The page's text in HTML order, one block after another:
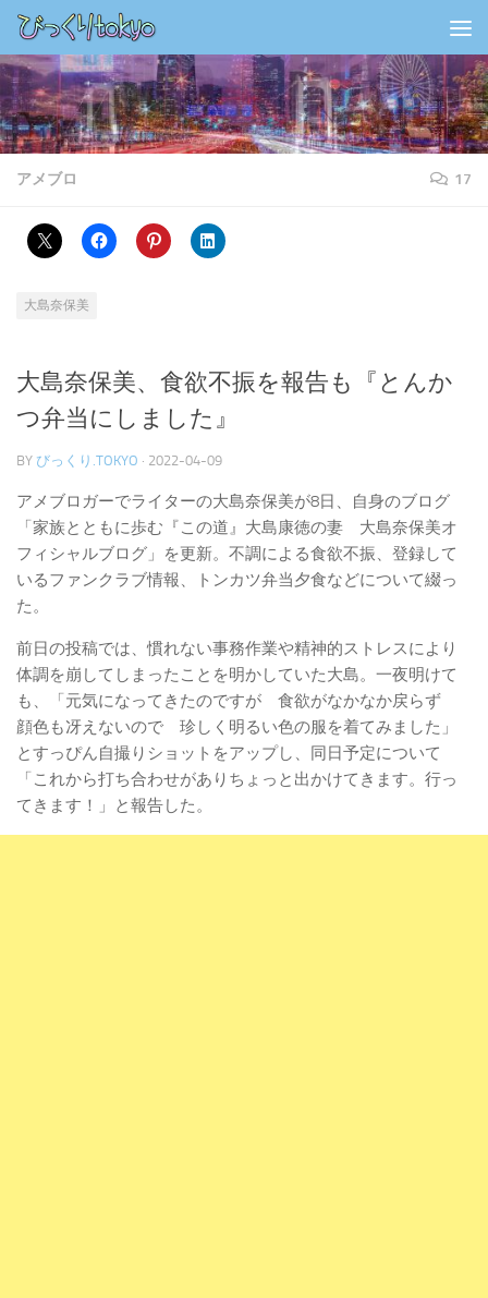
コンテンツの下
アメブロ 17
大島奈保美
大島奈保美、食欲不振を報告も『とんか
つ弁当にしました』
BY びっくり.TOKYO · 2022-04-09
アメブロガーでライターの大島奈保美が8日、自身のブログ
「家族とともに歩む『この道』大島康徳の妻 大島奈保美オ
フィシャルブログ」を更新。不調による食欲不振、登録して
いるファンクラブ情報、トンカツ弁当夕食などについて綴っ
た。
前日の投稿では、慣れない事務作業や精神的ストレスにより
体調を崩してしまったことを明かしていた大島。一夜明けて
も、「元気になってきたのですが 食欲がなかなか戻らず
顔色も冴えないので 珍しく明るい色の服を着てみました」
とすっぴん自撮りショットをアップし、同日予定について
「これから打ち合わせがありちょっと出かけてきます。行っ
てきます！」と報告した。